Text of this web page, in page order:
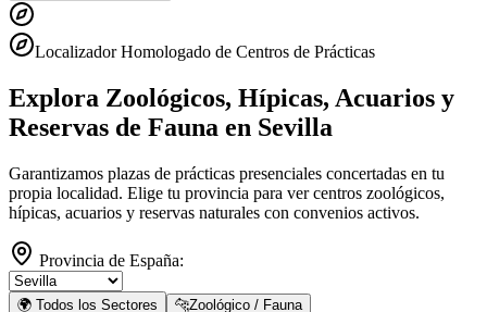
Localizador Homologado de Centros de Prácticas
Explora Zoológicos, Hípicas, Acuarios y
Reservas de Fauna en Sevilla
Garantizamos plazas de prácticas presenciales concertadas en tu
propia localidad. Elige tu provincia para ver centros zoológicos,
hípicas, acuarios y reservas naturales con convenios activos.
Provincia de España:
🌍 Todos los Sectores 🐆Zoológico / Fauna